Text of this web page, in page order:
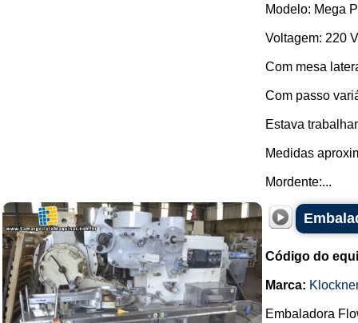
Modelo: Mega
Voltagem: 220
Com mesa
Com passo
Estava
Medidas
Mordente:...
Código do
Marca:
Embaladora